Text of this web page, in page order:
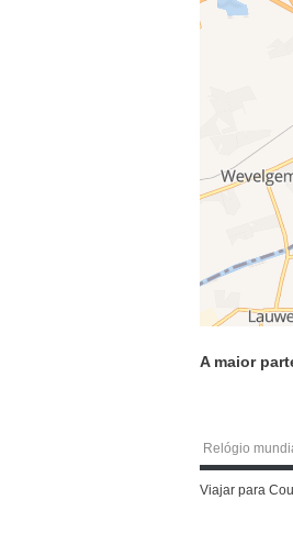
A maior
Relógio
Viajar para